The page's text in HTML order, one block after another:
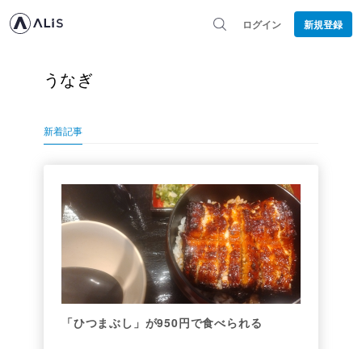
ログイン 新規登録
うなぎ
新着記事
「ひつまぶし」が950円で食べられる